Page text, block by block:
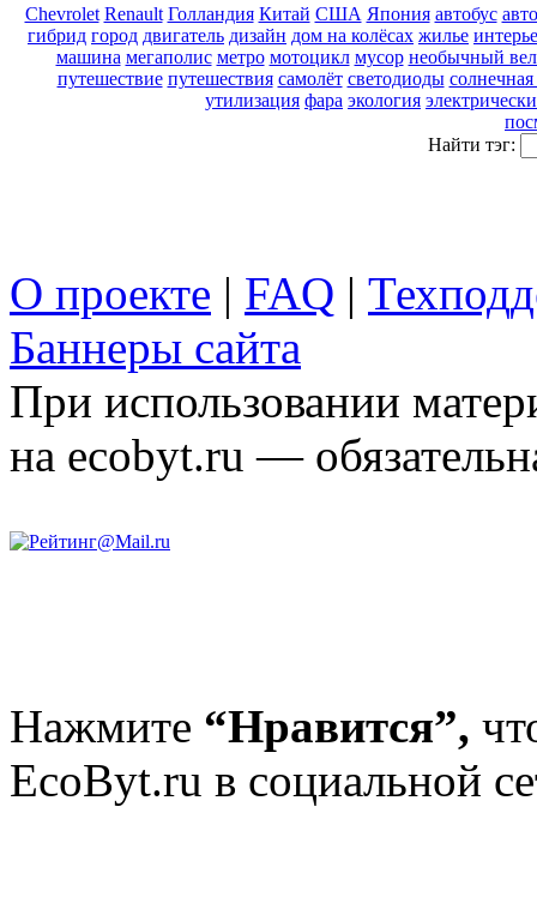
Chevrolet Renault Голландия Китай США Япония автобус
гибрид город двигатель дизайн дом на колёсах жилье
машина мегаполис метро мотоцикл мусор необычный
путешествие путешествия самолёт светодиоды солнечная
утилизация фара экология
Найти тэг:
О проекте | FAQ |
Баннеры сайта
При использовании
на ecobyt.ru —
Нажмите “Нравится”,
EcoByt.ru в социальной